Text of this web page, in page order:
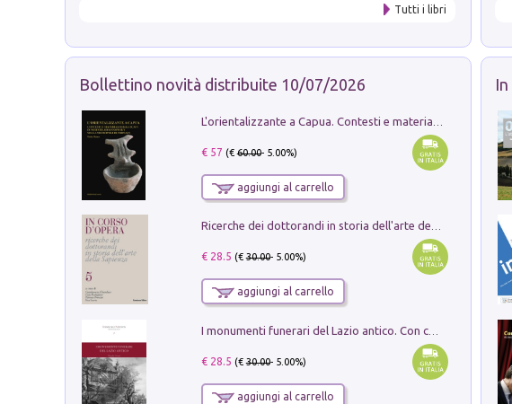
Tutti i libri
Bollettino novità distribuite 10/07/2026
€ 57 (€60.00- 5.00%)
aggiungi al carrello
Ricerche dei dottorandi in storia dell'arte della Sapienza
€ 28.5 (€30.00- 5.00%)
aggiungi al carrello
I monumenti funerari del Lazio antico. Con cartella con tavole
€ 28.5 (€30.00- 5.00%)
aggiungi al carrello